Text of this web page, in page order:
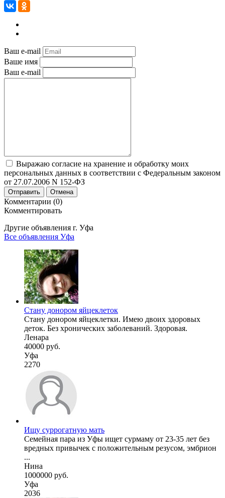
Ваш e-mail
Ваше имя
Ваш e-mail
Выражаю согласие на хранение и обработку моих
персональных данных в соответствии с Федеральным законом
от 27.07.2006 N 152-ФЗ
Отправить Отмена
Комментарии (0)
Комментировать
Другие объявления г. Уфа
Все объявления Уфа
Стану донором яйцеклеток
Стану донором яйцеклетки. Имею двоих здоровых
деток. Без хронических заболеваний. Здоровая.
Ленара
40000 руб.
Уфа
2270
Ищу суррогатную мать
Семейная пара из Уфы ищет сурмаму от 23-35 лет без
вредных привычек с положительным резусом, эмбрион
...
Нина
1000000 руб.
Уфа
2036